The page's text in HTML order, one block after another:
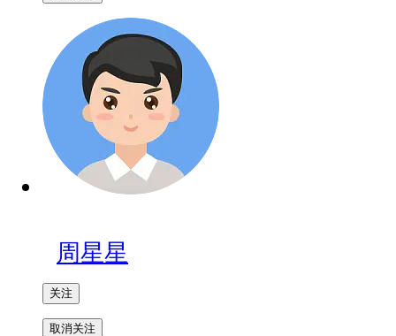
周星星
关注
取消关注